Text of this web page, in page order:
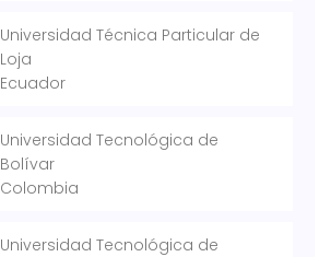
Universidad Técnica Particular de
Loja
Ecuador
Universidad Tecnológica de
Bolívar
Colombia
Universidad Tecnológica de